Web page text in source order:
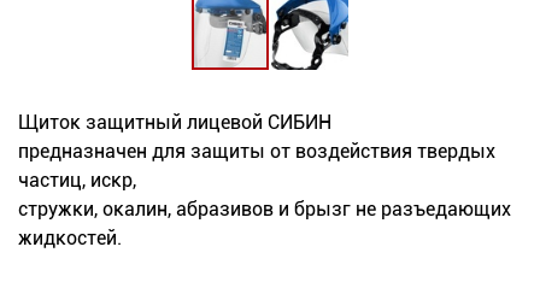
(831)
282-
01-
01
Щиток защитный лицевой СИБИН
предназначен для защиты от воздействия твердых
частиц, искр,
стружки, окалин, абразивов и брызг не разъедающих
жидкостей.